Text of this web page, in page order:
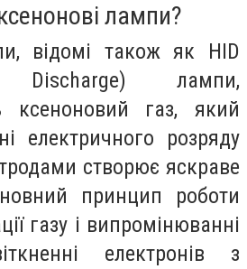
лампи?
відомі також як HID
Discharge) лампи,
ксеноновий газ, який
електричного розряду
створює яскраве
принцип роботи
газу і випромінюванні
електронів з